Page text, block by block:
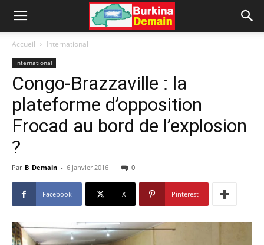
Accueil International
International
Congo-Brazzaville : la
plateforme d’opposition
Frocad au bord de l’explosion
?
Par B_Demain - 6 janvier 2016 0
Facebook X Pinterest